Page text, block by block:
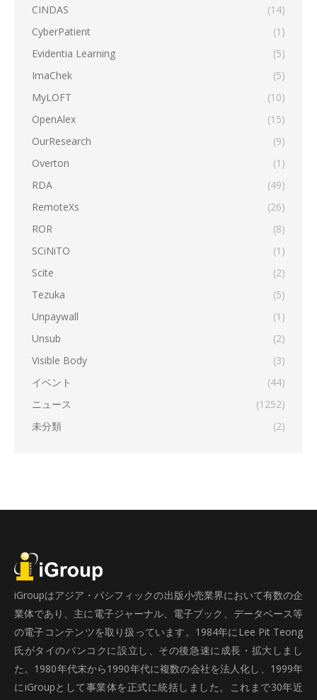
CINDAS
(14)
CyberPatient
(1)
Evidentia Learning
(5)
ImaChek
(5)
MyLOFT
(10)
OpenAlex
(15)
OurResearch
(9)
Overton
(1)
RDA
(49)
RemoteXs
(26)
ROR
(8)
SCiNiTO
(1)
Scite
(2)
Tezuka
(5)
Unpaywall
(1)
Unsub
(2)
Visible Body
(3)
イベント
(44)
ニュース
(1252)
未分類
(2)
iGroupはアジア・パシフィックの出版小売業界において有数の企
業体であり、主に電子ジャーナル、電子ブック、データベース等
の電子コンテンツを取り扱っています。1984年にLee Pit Teong
氏がタイのバンコクに設立し、その後急速に成長・拡大しまし
た。1980年代末から1990年代に複数の会社を法人化し、1999年
にiGroupとして事業体を正式に統括しました。これまで30年近